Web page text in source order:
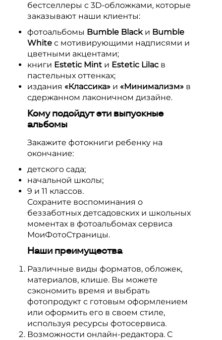
бестселлеры с 3D-обложками, которые
заказывают наши клиенты:
фотоальбомы Bumble Blackи Bumble
White с мотивирующими надписями и
цветными акцентами;
книги Estetic Mint и Estetic Lilac в
пастельных оттенках;
издания «Классика» и «Минимализм» в
сдержанном лаконичном дизайне.
Кому подойдут эти выпускные
альбомы
Закажите фотокниги ребенку на
окончание:
детского сада;
начальной школы;
9 и 11 классов.
Сохраните воспоминания о
беззаботных детсадовских и школьных
моментах в фотоальбомах сервиса
МоиФотоСтраницы.
Наши преимущества
Различные виды форматов, обложек,
материалов, клише. Вы можете
сэкономить время и выбрать
фотопродукт с готовым оформлением
или оформить его в своем стиле,
используя ресурсы фотосервиса.
Возможности онлайн-редактора. С